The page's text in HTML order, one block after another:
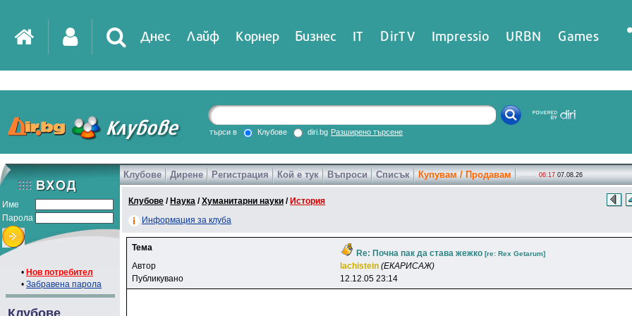
Днес Лайф Корнер Бизнес IT DirTV Impressio URBN Games
търси в Клубове diri.bg Разширено търсене
Име
Парола
• Нов потребител
• Забравена парола
Клубове
Клубове Дирене Регистрация Кой е тук Въпроси Списък Купувам / Продавам 06:17 07.08.26
Клубове / Наука /Хуманитарни науки / История
Информация за клуба
Тема
Re: Почна пак да става жежко [re: Rex Getarum]
Автор lachistein (ЕКАРИСАЖ)
Публикувано
12.12.05 23:14